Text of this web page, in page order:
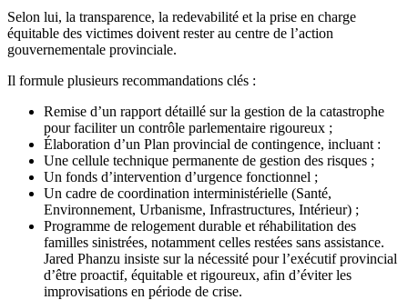
Selon lui, la transparence, la redevabilité et la prise en charge
équitable des victimes doivent rester au centre de l’action
gouvernementale provinciale.
Il formule plusieurs recommandations clés :
Remise d’un rapport détaillé sur la gestion de la catastrophe
pour faciliter un contrôle parlementaire rigoureux ;
Élaboration d’un Plan provincial de contingence, incluant :
Une cellule technique permanente de gestion des risques ;
Un fonds d’intervention d’urgence fonctionnel ;
Un cadre de coordination interministérielle (Santé,
Environnement, Urbanisme, Infrastructures, Intérieur) ;
Programme de relogement durable et réhabilitation des
familles sinistrées, notamment celles restées sans assistance.
Jared Phanzu insiste sur la nécessité pour l’exécutif provincial
d’être proactif, équitable et rigoureux, afin d’éviter les
improvisations en période de crise.